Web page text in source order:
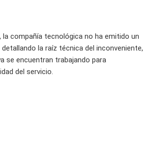
compañía tecnológica no ha emitido un
la raíz técnica del inconveniente,
se encuentran trabajando para
del servicio.